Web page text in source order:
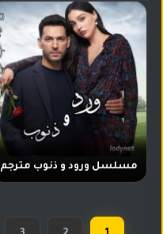
مسلسل ورود و ذنوب مترجم